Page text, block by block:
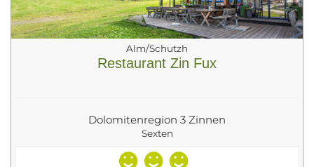
Alm/Schutzh
Restaurant Zin Fux
Dolomitenregion 3 Zinnen
Sexten